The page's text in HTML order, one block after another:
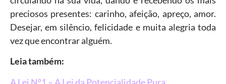
preciosos presentes: carinho, afeição, apreço, amor.
Desejar, em silêncio, felicidade e muita alegria toda
vez que encontrar alguém.
Leia também: